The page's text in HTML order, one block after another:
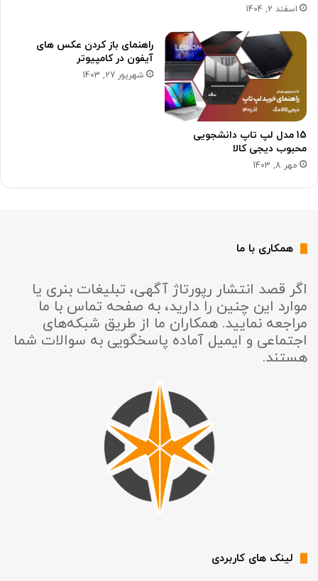
اسفند 2, 1404
15 مدل لپ تاپ دانشجویی
محبوب دیجی کالا
مهر 8, 1403
راهنمای باز کردن عکس های
آیفون در کامپیوتر
شهریور 27, 1403
همکاری با ما
اگر قصد انتشار رپورتاژ آگهی، تبلیغات بنری یا
موارد این چنین را دارید، به صفحه تماس با ما
مراجعه نمایید. همکاران ما از طریق شبکه‌های
اجتماعی و ایمیل آماده پاسخگویی به سوالات شما
هستند.
لینک های کاربردی